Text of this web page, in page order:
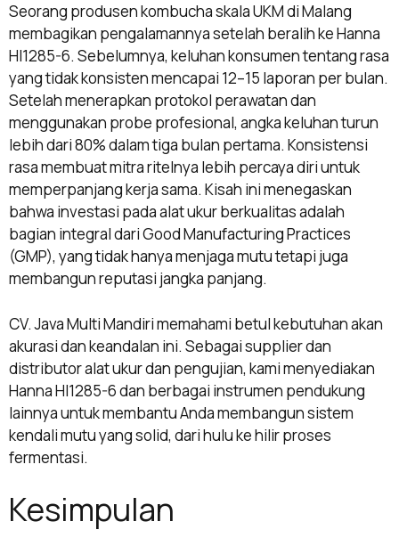
Seorang produsen kombucha skala UKM di Malang
membagikan pengalamannya setelah beralih ke Hanna
HI1285-6. Sebelumnya, keluhan konsumen tentang rasa
yang tidak konsisten mencapai 12–15 laporan per bulan.
Setelah menerapkan protokol perawatan dan
menggunakan probe profesional, angka keluhan turun
lebih dari 80% dalam tiga bulan pertama. Konsistensi
rasa membuat mitra ritelnya lebih percaya diri untuk
memperpanjang kerja sama. Kisah ini menegaskan
bahwa investasi pada alat ukur berkualitas adalah
bagian integral dari Good Manufacturing Practices
(GMP), yang tidak hanya menjaga mutu tetapi juga
membangun reputasi jangka panjang.
CV. Java Multi Mandiri memahami betul kebutuhan akan
akurasi dan keandalan ini. Sebagai supplier dan
distributor alat ukur dan pengujian, kami menyediakan
Hanna HI1285-6 dan berbagai instrumen pendukung
lainnya untuk membantu Anda membangun sistem
kendali mutu yang solid, dari hulu ke hilir proses
fermentasi.
Kesimpulan